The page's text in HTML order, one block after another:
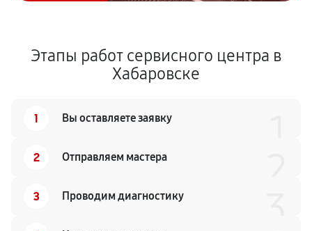
Этапы работ сервисного центра в
Хабаровске
1 Вы оставляете заявку
2 Отправляем мастера
3 Проводим диагностику